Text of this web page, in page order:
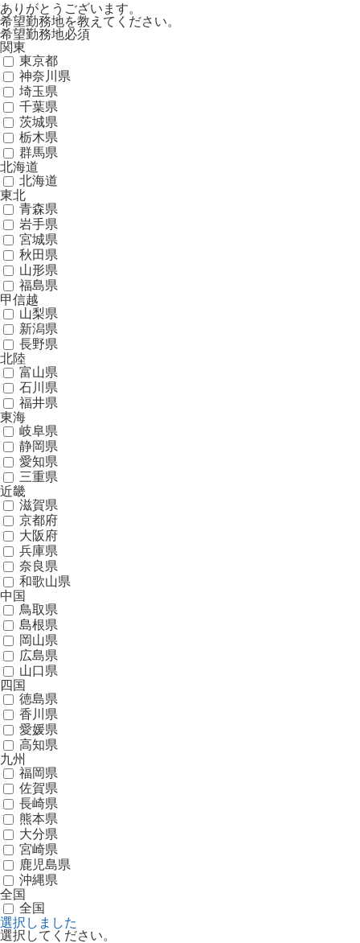
ありがとうございます。
希望勤務地を教えてください。
希望勤務地必須
関東
東京都
神奈川県
埼玉県
千葉県
茨城県
栃木県
群馬県
北海道
北海道
東北
青森県
岩手県
宮城県
秋田県
山形県
福島県
甲信越
山梨県
新潟県
長野県
北陸
富山県
石川県
福井県
東海
岐阜県
静岡県
愛知県
三重県
近畿
滋賀県
京都府
大阪府
兵庫県
奈良県
和歌山県
中国
鳥取県
島根県
岡山県
広島県
山口県
四国
徳島県
香川県
愛媛県
高知県
九州
福岡県
佐賀県
長崎県
熊本県
大分県
宮崎県
鹿児島県
沖縄県
全国
全国
選択しました
選択してください。